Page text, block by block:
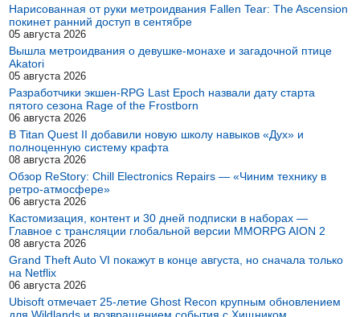
Нарисованная от руки метроидвания Fallen Tear: The Ascension
покинет ранний доступ в сентябре
05 августа 2026
Вышла метроидвания о девушке-монахе и загадочной птице
Akatori
05 августа 2026
Разработчики экшен-RPG Last Epoch назвали дату старта
пятого сезона Rage of the Frostborn
06 августа 2026
В Titan Quest II добавили новую школу навыков «Дух» и
полноценную систему крафта
08 августа 2026
Обзор ReStory: Chill Electronics Repairs — «Чиним технику в
ретро-атмосфере»
06 августа 2026
Кастомизация, контент и 30 дней подписки в наборах —
Главное с трансляции глобальной версии MMORPG AION 2
08 августа 2026
Grand Theft Auto VI покажут в конце августа, но сначала только
на Netflix
06 августа 2026
Ubisoft отмечает 25-летие Ghost Recon крупным обновлением